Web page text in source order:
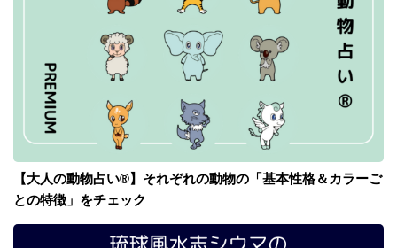
【大人の動物占い®】それぞれの動物の「基本性格＆カラーご
との特徴」をチェック